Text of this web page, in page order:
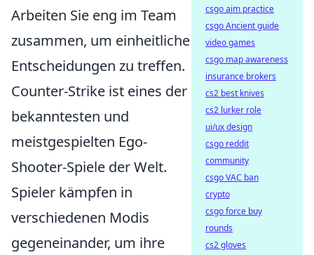
Arbeiten Sie eng im Team
zusammen, um einheitliche
Entscheidungen zu treffen.
Counter-Strike ist eines der
bekanntesten und
meistgespielten Ego-
Shooter-Spiele der Welt.
Spieler kämpfen in
verschiedenen Modis
gegeneinander, um ihre
csgo aim practice
csgo Ancient guide
video games
csgo map awareness
insurance brokers
cs2 best knives
cs2 lurker role
ui/ux design
csgo reddit
community
csgo VAC ban
crypto
csgo force buy
rounds
cs2 gloves